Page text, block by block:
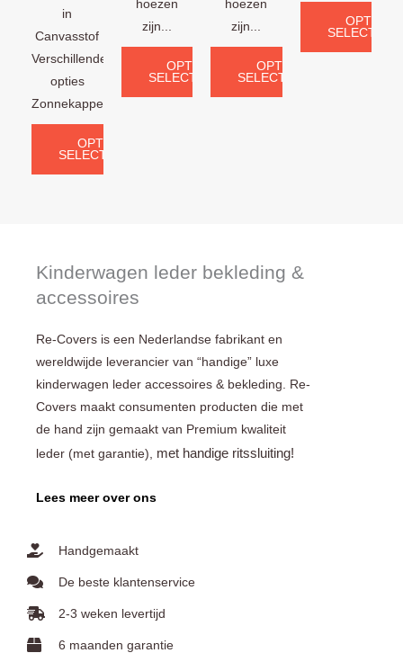
in
Canvasstof
Verschillende
opties
Zonnekappen:...
OPTIES
SELECTEREN
hoezen
zijn...
OPTIES
SELECTEREN
hoezen
zijn...
OPTIES
SELECTEREN
OPTIES
Kinderwagen leder bekleding &
accessoires
Re-Covers is een Nederlandse fabrikant en
wereldwijde leverancier van “handige” luxe
kinderwagen leder accessoires & bekleding. Re-
Covers maakt consumenten producten die met
de hand zijn gemaakt van Premium kwaliteit
leder (met garantie), met handige ritssluiting!
Lees meer over ons
Handgemaakt
De beste klantenservice
2-3 weken levertijd
6 maanden garantie